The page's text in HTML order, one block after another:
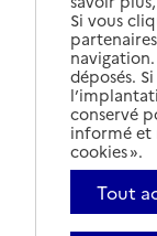
Si vous
déposés.
conservé
informé et
cookies ».
Tout